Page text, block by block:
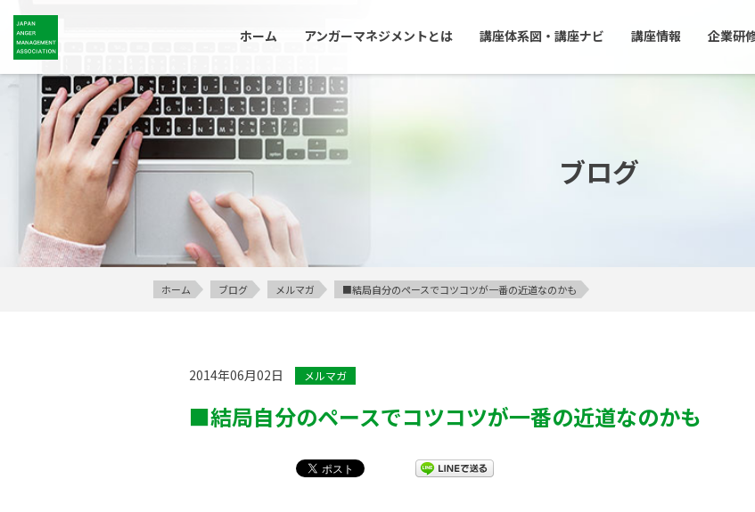
ホーム アンガーマネジメントとは 講座体系図・講座ナビ 講座情報 企業研
ブログ
ホーム ブログ メルマガ ■結局自分のペースでコツコツが一番の近道なのかも
2014年06月02日 メルマガ
■結局自分のペースでコツコツが一番の近道なのかも